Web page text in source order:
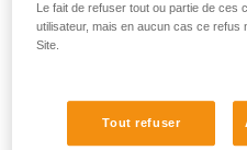
Rejoignez la
Le fait de refuser tout ou partie de
utilisateur, mais en aucun cas ce refus
Site.
Tout refuser